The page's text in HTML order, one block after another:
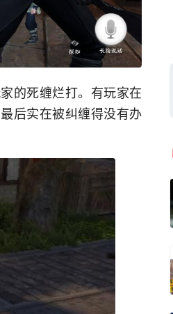
的死缠烂打。有玩家在
后实在被纠缠得没有办